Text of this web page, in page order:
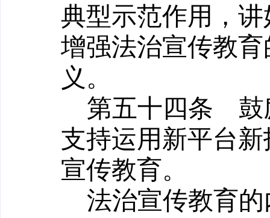
典型示范作用，
增强法治宣传教
义。
第五十四条 鼓
支持运用新平台
宣传教育。
法治宣传教育